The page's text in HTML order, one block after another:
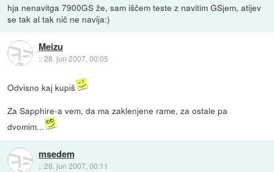
hja nenavitga 7900GS že, sam iščem teste z navitim GSjem, atijev
se tak al tak nič ne navija:)
Meizu
::28. jun 2007, 00:05
Odvisno kaj kupiš
Za Sapphire-a vem, da ma zaklenjene rame, za ostale pa
dvomim...
msedem
::28. jun 2007, 00:11